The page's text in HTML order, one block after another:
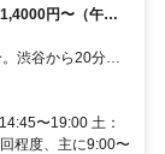
円〜（午前
2,000円
〜19:00 土：
程度、主に9:00〜